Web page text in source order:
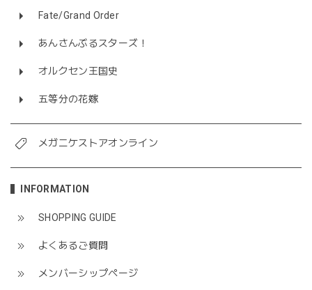
Fate/Grand Order
あんさんぶるスターズ！
オルクセン王国史
五等分の花嫁
メガニケストアオンライン
INFORMATION
SHOPPING GUIDE
よくあるご質問
メンバーシップページ